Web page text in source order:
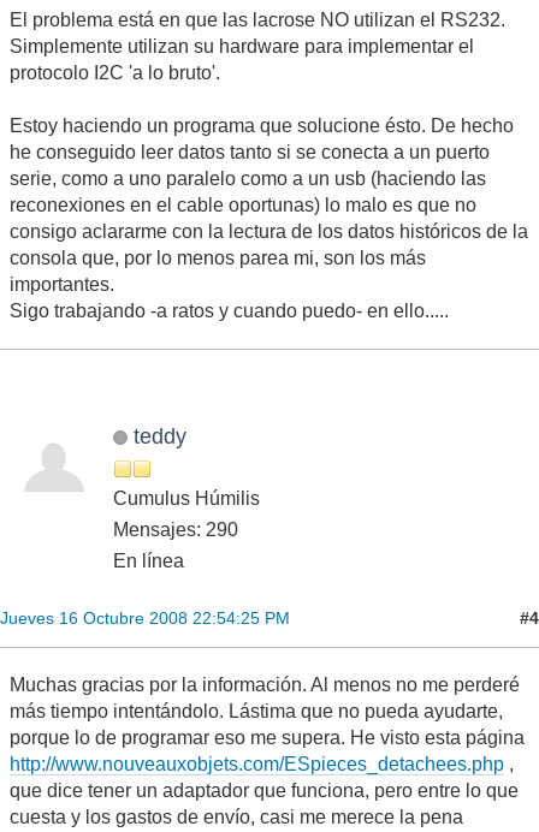
El problema está en que las lacrose NO utilizan el RS232.
Simplemente utilizan su hardware para implementar el
protocolo I2C 'a lo bruto'.
Estoy haciendo un programa que solucione ésto. De hecho
he conseguido leer datos tanto si se conecta a un puerto
serie, como a uno paralelo como a un usb (haciendo las
reconexiones en el cable oportunas) lo malo es que no
consigo aclararme con la lectura de los datos históricos de la
consola que, por lo menos parea mi, son los más
importantes.
Sigo trabajando -a ratos y cuando puedo- en ello.....
teddy
Cumulus Húmilis
Mensajes: 290
En línea
Jueves 16 Octubre 2008 22:54:25 PM #4
Muchas gracias por la información. Al menos no me perderé
más tiempo intentándolo. Lástima que no pueda ayudarte,
porque lo de programar eso me supera. He visto esta página
http://www.nouveauxobjets.com/ESpieces_detachees.php ,
que dice tener un adaptador que funciona, pero entre lo que
cuesta y los gastos de envío, casi me merece la pena